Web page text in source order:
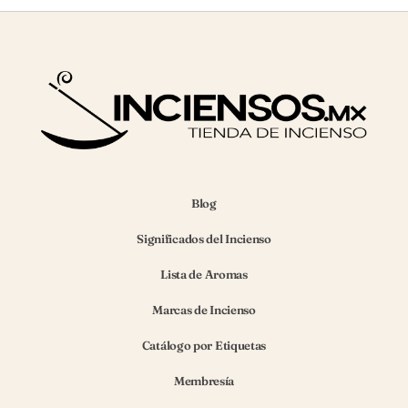
Blog
Significados del Incienso
Lista de Aromas
Marcas de Incienso
Catálogo por Etiquetas
Membresía